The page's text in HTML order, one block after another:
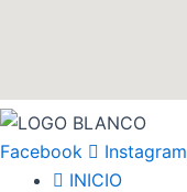
Facebook Instagram
INICIO